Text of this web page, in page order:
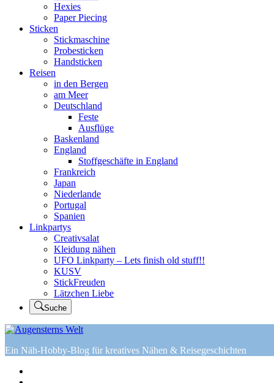
Hexies
Paper Piecing
Sticken
Stickmaschine
Probesticken
Handsticken
Reisen
in den Bergen
am Meer
Deutschland
Feste
Ausflüge
Baskenland
England
Stoffgeschäfte in England
Frankreich
Japan
Niederlande
Portugal
Spanien
Linkpartys
Creativsalat
Kleidung nähen
UFO Linkparty – Lets finish old stuff!!
KUSV
StickFreuden
Lätzchen Liebe
Suche
Ein Näh-Hobby-Blog für kreatives Nähen & Reisegeschichten